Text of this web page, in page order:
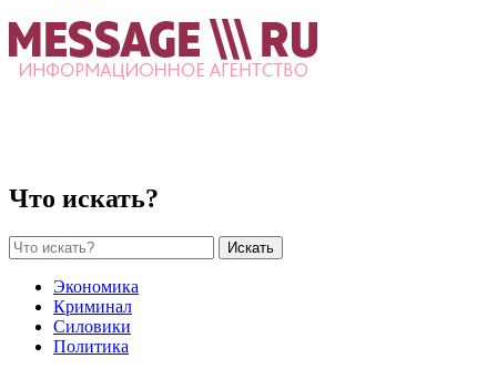
Что искать?
Искать
Экономика
Криминал
Силовики
Политика